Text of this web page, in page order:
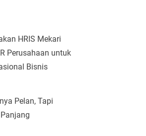
HRIS Mekari
Perusahaan untuk
Bisnis
Pelan, Tapi